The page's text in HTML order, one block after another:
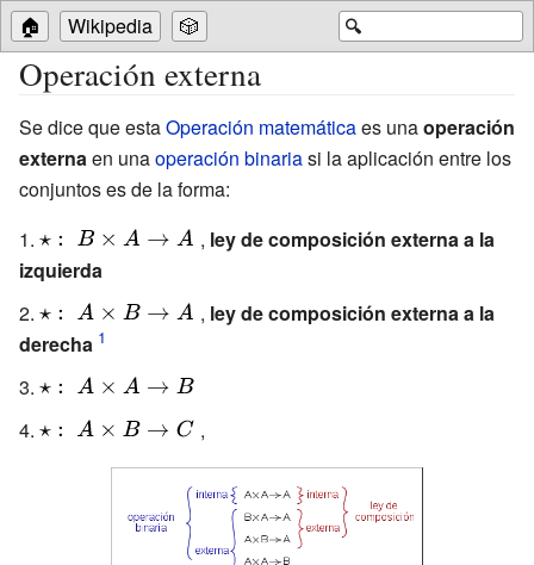
🔍
🏠 Wikipedia 🎲
Operación externa
Se dice que estaOperación matemáticaes unaoperación
externa en unaoperación binariasi la aplicación entre los
conjuntos es de la forma:
{\displaystyle
\star
, ley de composición externa a la
izquierda
{\displaystyle
\star
, ley de composición externa a la
derecha
{\displaystyle
{\displaystyle
,